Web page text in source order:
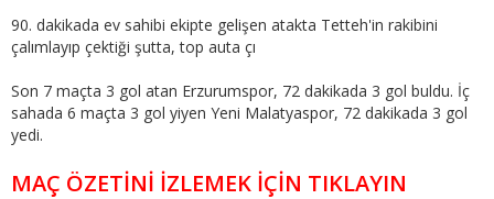
90. dakikada ev sahibi ekipte gelişen atakta Tetteh'in rakibini
çalımlayıp çektiği şutta, top auta çı
Son 7 maçta 3 gol atan Erzurumspor, 72 dakikada 3 gol buldu. İç
sahada 6 maçta 3 gol yiyen Yeni Malatyaspor, 72 dakikada 3 gol
yedi.
MAÇ ÖZETİNİ İZLEMEK İÇİN TIKLAYIN